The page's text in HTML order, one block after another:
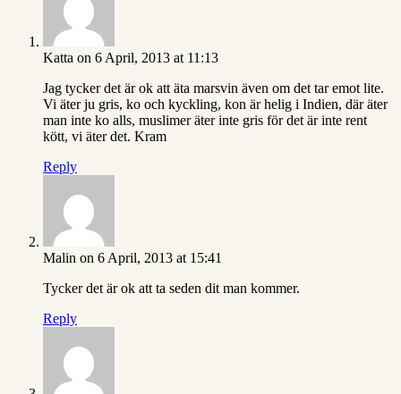
Katta on 6 April, 2013 at 11:13
Jag tycker det är ok att äta marsvin även om det tar emot lite.
Vi äter ju gris, ko och kyckling, kon är helig i Indien, där äter
man inte ko alls, muslimer äter inte gris för det är inte rent
kött, vi äter det. Kram
Reply
Malin on 6 April, 2013 at 15:41
Tycker det är ok att ta seden dit man kommer.
Reply